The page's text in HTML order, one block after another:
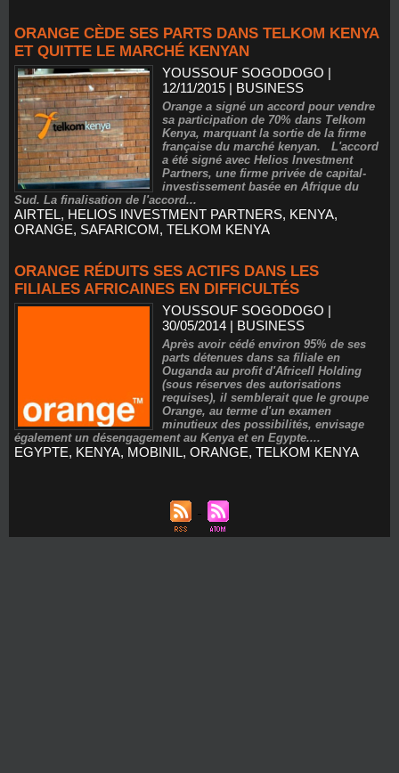
ORANGE CÈDE SES PARTS DANS TELKOM KENYA
ET QUITTE LE MARCHÉ KENYAN
YOUSSOUF SOGODOGO |
12/11/2015 | BUSINESS
Orange a signé un accord pour vendre
sa participation de 70% dans Telkom
Kenya, marquant la sortie de la firme
française du marché kenyan. L'accord
a été signé avec Helios Investment
Partners, une firme privée de capital-
investissement basée en Afrique du
Sud. La finalisation de l'accord...
AIRTEL, HELIOS INVESTMENT PARTNERS, KENYA,
ORANGE, SAFARICOM, TELKOM KENYA
ORANGE RÉDUITS SES ACTIFS DANS LES
FILIALES AFRICAINES EN DIFFICULTÉS
YOUSSOUF SOGODOGO |
30/05/2014 | BUSINESS
Après avoir cédé environ 95% de ses
parts détenues dans sa filiale en
Ouganda au profit d'Africell Holding
(sous réserves des autorisations
requises), il semblerait que le groupe
Orange, au terme d'un examen
minutieux des possibilités, envisage
également un désengagement au Kenya et en Egypte....
EGYPTE, KENYA, MOBINIL, ORANGE, TELKOM KENYA